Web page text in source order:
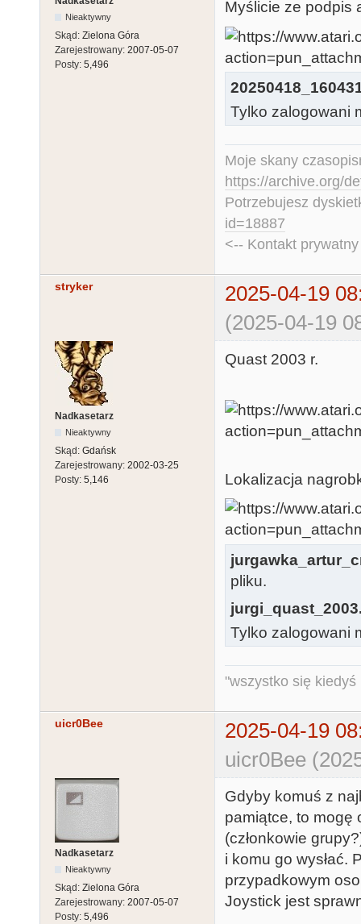
Nieaktywny
Skąd: Zielona Góra
Zarejestrowany: 2007-05-07
Posty: 5,496
Myślicie ze podpis
Tylko zalogowani
Moje skany
https://archive.org/
Potrzebujesz
id=18887
<-- Kontakt
stryker
2025-04-19
(2025-04-19
Nadkasetarz
Nieaktywny
Skąd: Gdańsk
Zarejestrowany: 2002-03-25
Posty: 5,146
Quast 2003 r.
Lokalizacja
pliku.
Tylko zalogowani
"wszystko się kiedyś
uicr0Bee
2025-04-19
uicr0Bee
Nadkasetarz
Nieaktywny
Skąd: Zielona Góra
Zarejestrowany: 2007-05-07
Posty: 5,496
Gdyby komuś z
pamiątce, to mogę
(członkowie
i komu go wysłać.
przypadkowym
Joystick jest